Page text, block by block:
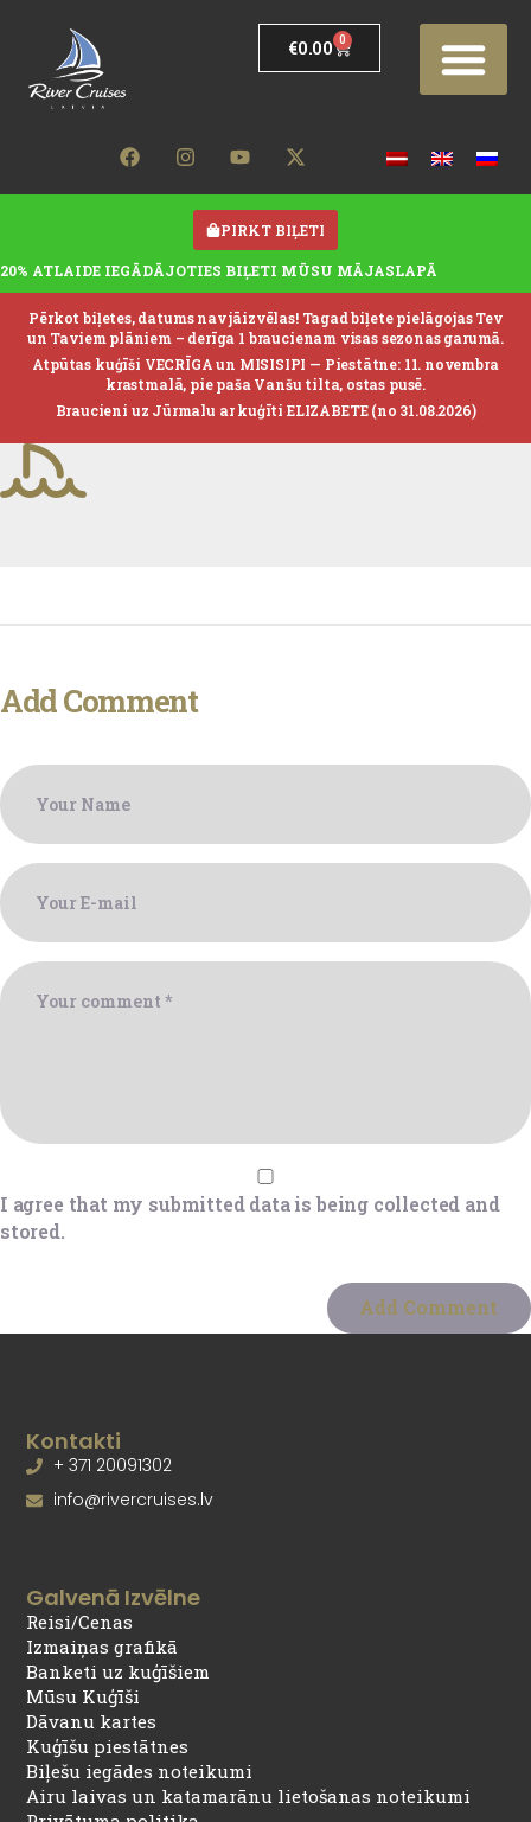
€0.00 0
PIRKT BIĻETI
20% ATLAIDE IEGĀDĀJOTIES BIĻETI MŪSU MĀJASLAPĀ
Pērkot biļetes, datums nav jāizvēlas! Tagad biļete pielāgojas Tev
un Taviem plāniem – derīga 1 braucienam visas sezonas garumā.
Atpūtas kuģīši VECRĪGA un MISISIPI — Piestātne: 11. novembra
krastmalā, pie paša Vanšu tilta, ostas pusē.
Braucieni uz Jūrmalu ar kuģīti ELIZABETE (no 31.08.2026)
Add Comment
I agree that my submitted data is being collected and
stored.
Galvenā Izvēlne
Reisi/Cenas
Izmaiņas grafikā
Banketi uz kuģīšiem
Mūsu Kuģīši
Dāvanu kartes
Kuģīšu piestātnes
Biļešu iegādes noteikumi
Airu laivas un katamarānu lietošanas noteikumi
Kontakti
+ 371 20091302
info@rivercruises.lv